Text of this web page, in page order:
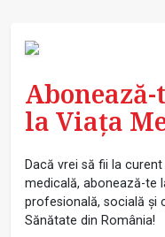
Abonează-
la Viața
Dacă vrei să fii la
medicală, abonează-te
profesională, socială și
Sănătate din România!